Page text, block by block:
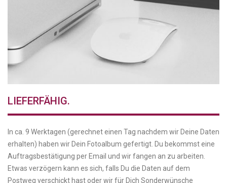
LIEFERFÄHIG.
In ca. 9 Werktagen (gerechnet einen Tag nachdem wir Deine Daten
erhalten) haben wir Dein Fotoalbum gefertigt. Du bekommst eine
Auftragsbestätigung per Email und wir fangen an zu arbeiten.
Etwas verzögern kann es sich, falls Du die Daten auf dem
Postweg verschickt hast oder wir für Dich Sonderwünsche